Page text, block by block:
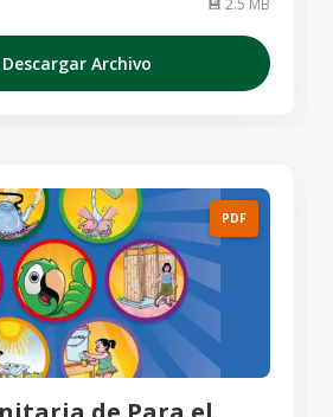
💾 2.5 MB
Archivo
PDF